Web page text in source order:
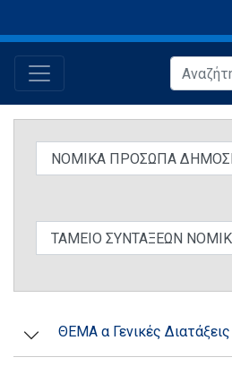
ΘΕΜΑ α Γενικές